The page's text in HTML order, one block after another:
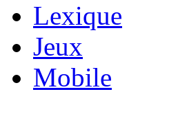
Lexique
Jeux
Mobile